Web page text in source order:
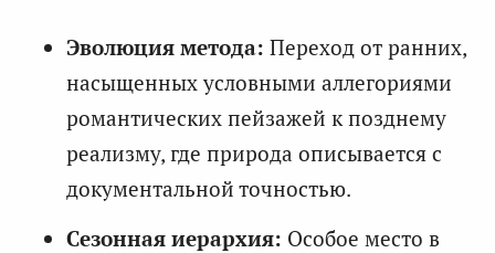
Эволюция метода: Переход от ранних,
насыщенных условными аллегориями
романтических пейзажей к позднему
реализму, где природа описывается с
документальной точностью.
Сезонная иерархия: Особое место в